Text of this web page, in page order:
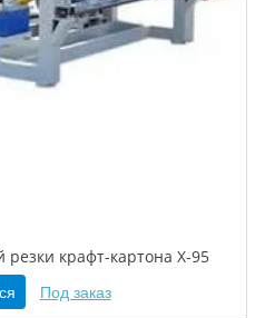
резки крафт-картона X-95
Под заказ